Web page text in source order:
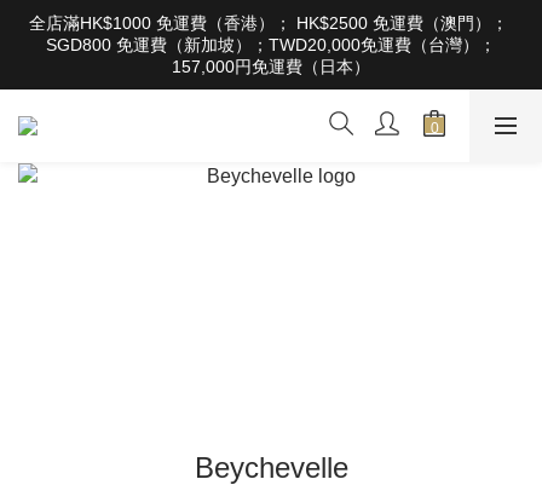
根據香港法律，不得在業務過程中，向未成年人售賣或供應令人醺
醉的酒類。Under the law of Hong Kong, intoxicating liquor must
not be sold or supplied to a minor in the course of business
全店滿HK$1000 免運費（香港）； HK$2500 免運費（澳門）；
SGD800 免運費（新加坡）；TWD20,000免運費（台灣）；
157,000円免運費（日本）
根據香港法律，不得在業務過程中，向未成年人售賣或供應令人醺
醉的酒類。Under the law of Hong Kong, intoxicating liquor must
Beychevelle